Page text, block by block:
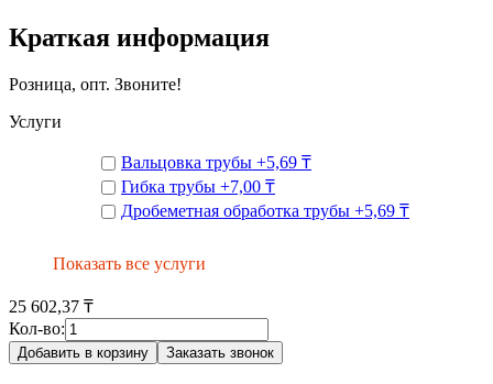
Краткая информация
Розница, опт. Звоните!
Услуги
Вальцовка трубы +5,69 ₸
Гибка трубы +7,00 ₸
Дробеметная обработка трубы +5,69 ₸
Показать все услуги
25 602,37 ₸
Кол-во:
Добавить в корзину Заказать звонок